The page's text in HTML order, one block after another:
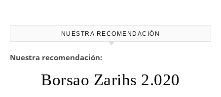
NUESTRA RECOMENDACIÓN
Nuestra recomendación:
Borsao Zarihs 2.020